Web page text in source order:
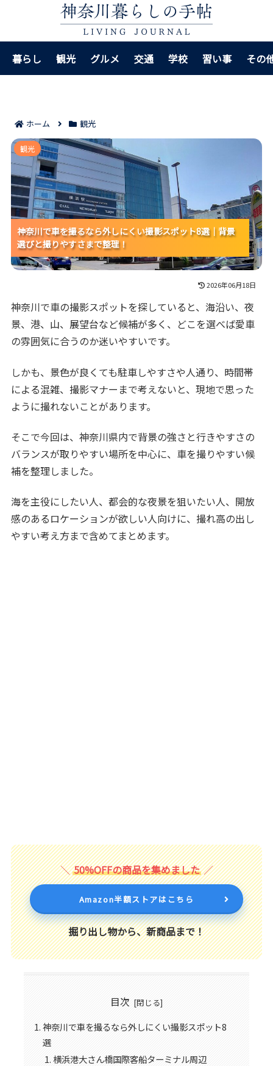
暮らし 観光 グルメ 交通 学校 習い事 その
ホーム 観光
神奈川で車を撮るなら外しにくい撮影スポット8選｜背
景選びと撮りやすさまで整理！
神奈川で車を撮るなら外しにくい撮影スポット8選｜背景
選びと撮りやすさまで整理！
神奈川で車を撮るなら外しにくい撮影スポット8選｜背景
選びと撮りやすさまで整理！
神奈川で車を撮るなら外しにくい撮影スポット8選｜背景
選びと撮りやすさまで整理！
観光
2026年06月18日
神奈川で車の撮影スポットを探していると、海沿い、夜
景、港、山、展望台など候補が多く、どこを選べば愛車
の雰囲気に合うのか迷いやすいです。
しかも、景色が良くても駐車しやすさや人通り、時間帯
による混雑、撮影マナーまで考えないと、現地で思った
ように撮れないことがあります。
そこで今回は、神奈川県内で背景の強さと行きやすさの
バランスが取りやすい場所を中心に、車を撮りやすい候
補を整理しました。
海を主役にしたい人、都会的な夜景を狙いたい人、開放
感のあるロケーションが欲しい人向けに、撮れ高の出し
やすい考え方まで含めてまとめます。
50%OFFの商品を集めました
Amazon半額ストアはこちら
掘り出し物から、新商品まで！
目次
神奈川で車を撮るなら外しにくい撮影スポット8
選
横浜港大さん橋国際客船ターミナル周辺